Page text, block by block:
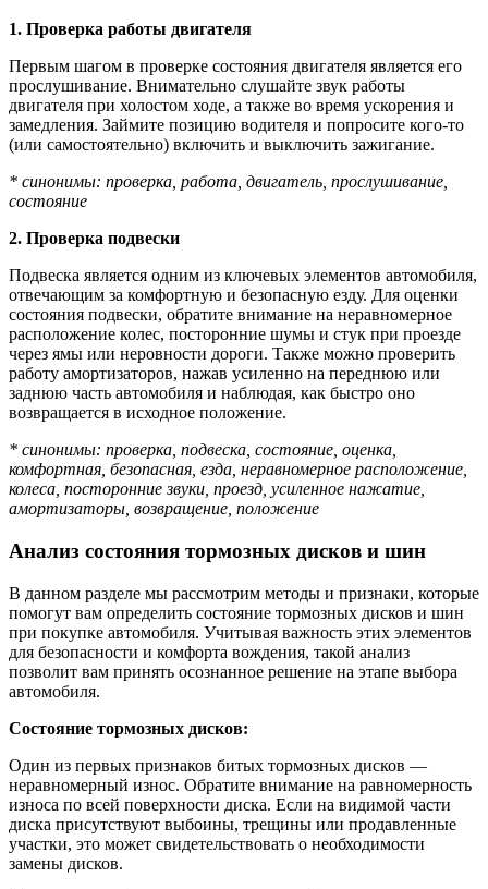
1. Проверка работы двигателя
Первым шагом в проверке состояния двигателя является его
прослушивание. Внимательно слушайте звук работы
двигателя при холостом ходе, а также во время ускорения и
замедления. Займите позицию водителя и попросите кого-то
(или самостоятельно) включить и выключить зажигание.
* синонимы: проверка, работа, двигатель, прослушивание,
состояние
2. Проверка подвески
Подвеска является одним из ключевых элементов автомобиля,
отвечающим за комфортную и безопасную езду. Для оценки
состояния подвески, обратите внимание на неравномерное
расположение колес, посторонние шумы и стук при проезде
через ямы или неровности дороги. Также можно проверить
работу амортизаторов, нажав усиленно на переднюю или
заднюю часть автомобиля и наблюдая, как быстро оно
возвращается в исходное положение.
* синонимы: проверка, подвеска, состояние, оценка,
комфортная, безопасная, езда, неравномерное расположение,
колеса, посторонние звуки, проезд, усиленное нажатие,
амортизаторы, возвращение, положение
Анализ состояния тормозных дисков и шин
В данном разделе мы рассмотрим методы и признаки, которые
помогут вам определить состояние тормозных дисков и шин
при покупке автомобиля. Учитывая важность этих элементов
для безопасности и комфорта вождения, такой анализ
позволит вам принять осознанное решение на этапе выбора
автомобиля.
Состояние тормозных дисков:
Один из первых признаков битых тормозных дисков —
неравномерный износ. Обратите внимание на равномерность
износа по всей поверхности диска. Если на видимой части
диска присутствуют выбоины, трещины или продавленные
участки, это может свидетельствовать о необходимости
замены дисков.